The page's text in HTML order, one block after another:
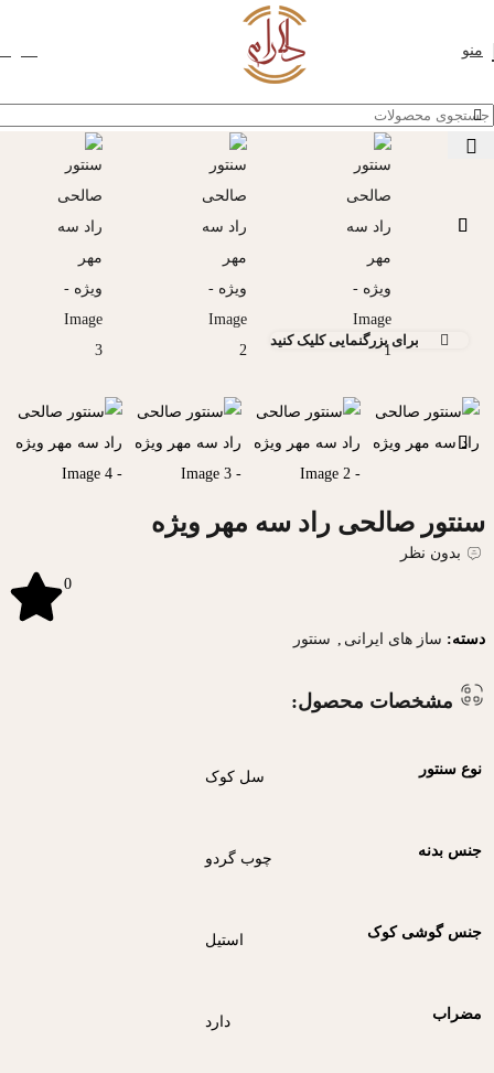
منو
برای بزرگنمایی کلیک کنید
سنتور صالحی راد سه مهر ویژه
بدون نظر
0
دسته: ساز های ایرانی , سنتور
مشخصات محصول:
نوع سنتور سل کوک
جنس بدنه چوب گردو
جنس گوشی کوک استیل
مضراب دارد